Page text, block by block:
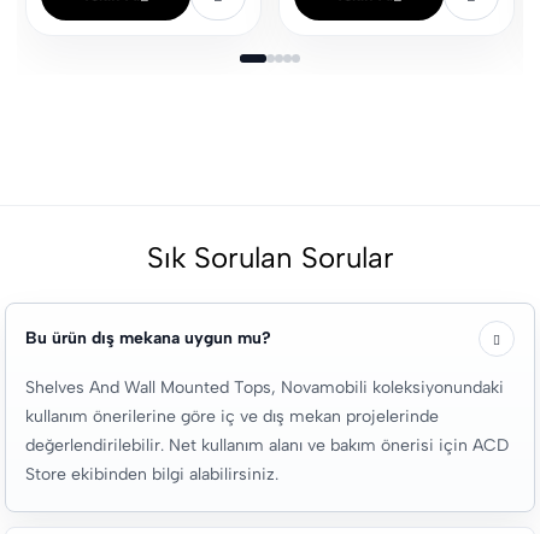
Sık Sorulan Sorular
Bu ürün dış mekana uygun mu?
Shelves And Wall Mounted Tops, Novamobili koleksiyonundaki
kullanım önerilerine göre iç ve dış mekan projelerinde
değerlendirilebilir. Net kullanım alanı ve bakım önerisi için ACD
Store ekibinden bilgi alabilirsiniz.